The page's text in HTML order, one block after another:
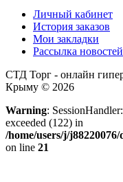
Личный кабинет
История заказов
Мои закладки
Рассылка новостей
СТД Торг - онлайн
Крыму © 2026
Warning:
exceeded (122) in
/home/users/j/
on line 21